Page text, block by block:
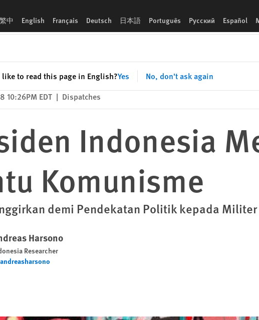
繁中 English Français Deutsch 日本語 Português Русский Español
to read this page in English?Yes No, don't ask again
10:26PM EDT | Dispatches
Indonesia
Komunisme
demi Pendekatan Politik kepada Militer
Harsono
Researcher
andreasharsono